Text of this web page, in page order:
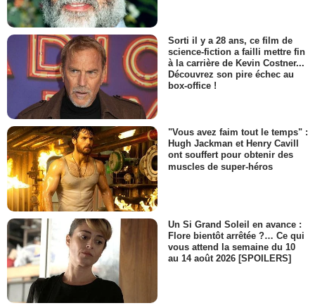
Sorti il y a 28 ans, ce film de
science-fiction a failli mettre fin
à la carrière de Kevin Costner...
Découvrez son pire échec au
box-office !
"Vous avez faim tout le temps" :
Hugh Jackman et Henry Cavill
ont souffert pour obtenir des
muscles de super-héros
Un Si Grand Soleil en avance :
Flore bientôt arrêtée ?… Ce qui
vous attend la semaine du 10
au 14 août 2026 [SPOILERS]